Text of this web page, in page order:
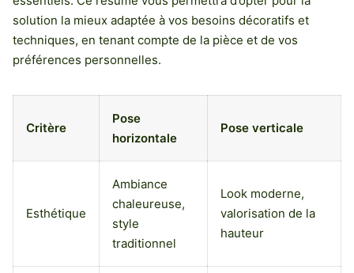
solution la mieux adaptée à vos besoins décoratifs et
techniques, en tenant compte de la pièce et de vos
préférences personnelles.
Critère
Pose
horizontale
Pose verticale
Esthétique
Ambiance
chaleureuse,
style
traditionnel
Look moderne,
valorisation de la
hauteur